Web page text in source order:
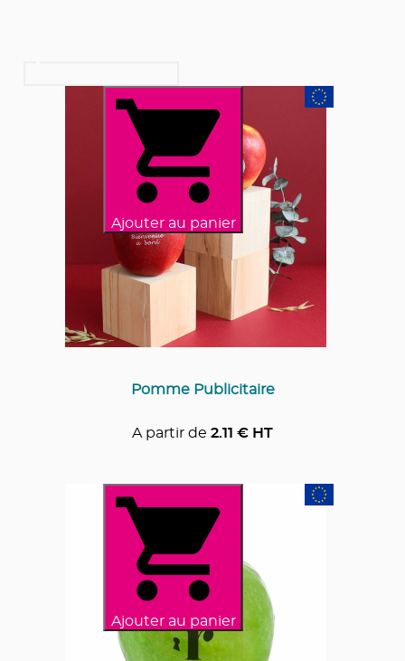
Ajouter au panier
Pomme Publicitaire
A partir de 2.11 € HT
Ajouter au panier